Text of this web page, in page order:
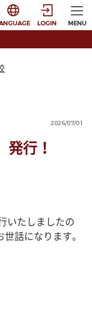
選択すると言語の切
LOGIN MENU
2026/07/01
行！
いたしましたの
話になります。